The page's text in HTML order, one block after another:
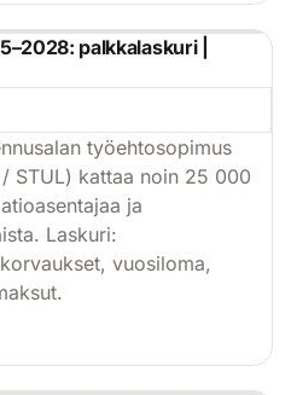
palkkalaskuri |
työehtosopimus
STUL) kattaa noin 25 000
ja
Laskuri:
vuosiloma,